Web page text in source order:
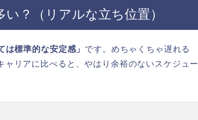
？（リアルな立ち位置）
は標準的な安定感」 です。めちゃくちゃ遅れる
リアに比べると、やはり余裕のないスケジュー